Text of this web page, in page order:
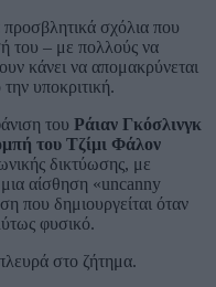
σχόλια που
του – με πολλούς να
κάνει να απομακρύνεται
υποκριτική.
του Ράιαν Γκόσλινγκ
του Τζίμι Φάλον
δικτύωσης, με
αίσθηση «uncanny
που δημιουργείται όταν
φυσικό.
στο ζήτημα.